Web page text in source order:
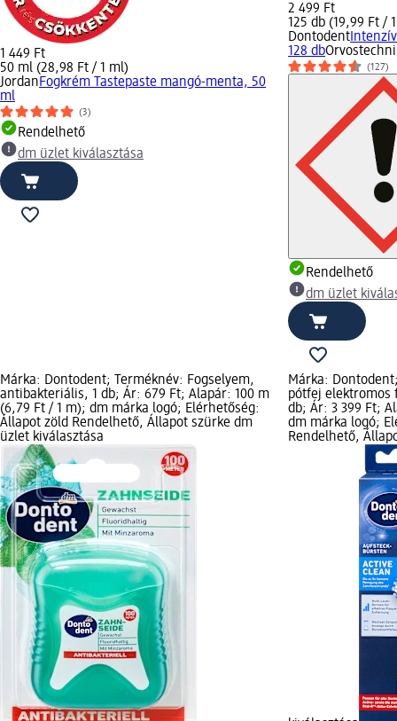
1 449 Ft
50 ml (28,98 Ft / 1 ml)
JordanFogkrém Tastepaste mangó-menta, 50
ml
(3)
Rendelhető
dm üzlet kiválasztása
2 499 Ft
125 db (19,99 Ft /
Dontodent
128 db
(127)
Rendelhető
dm üzlet
Márka: Dontodent; Terméknév: Fogselyem,
antibakteriális, 1 db; Ár: 679 Ft; Alapár: 100 m
(6,79 Ft / 1 m); dm márka logó; Elérhetőség:
Állapot zöld Rendelhető, Állapot szürke dm
üzlet kiválasztása
Márka:
pótfej elektromos
db; Ár: 3 399 Ft;
dm márka logó;
Rendelhető,